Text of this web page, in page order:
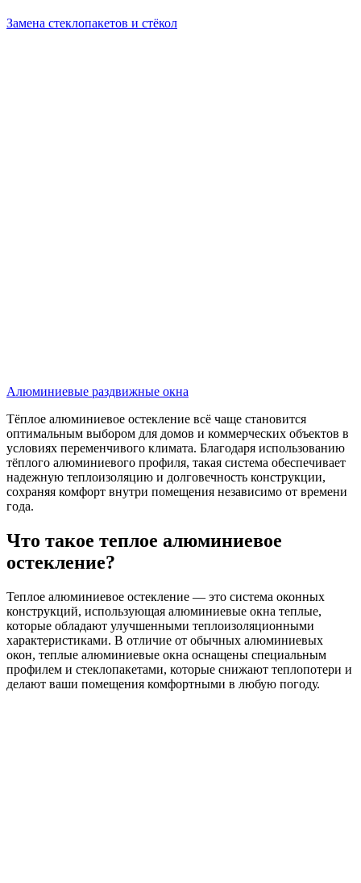
Замена стеклопакетов и стёкол
Алюминиевые раздвижные окна
Тёплое алюминиевое остекление всё чаще становится
оптимальным выбором для домов и коммерческих объектов в
условиях переменчивого климата. Благодаря использованию
тёплого алюминиевого профиля, такая система обеспечивает
надежную теплоизоляцию и долговечность конструкции,
сохраняя комфорт внутри помещения независимо от времени
года.
Что такое теплое алюминиевое
остекление?
Теплое алюминиевое остекление — это система оконных
конструкций, использующая алюминиевые окна теплые,
которые обладают улучшенными теплоизоляционными
характеристиками. В отличие от обычных алюминиевых
окон, теплые алюминиевые окна оснащены специальным
профилем и стеклопакетами, которые снижают теплопотери и
делают ваши помещения комфортными в любую погоду.